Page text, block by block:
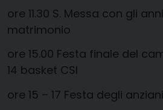
ore 11.30 S. Messa con gli
matrimonio
ore 15.00 Festa finale del
14 basket CSI
ore 15 – 17 Festa degli anziani